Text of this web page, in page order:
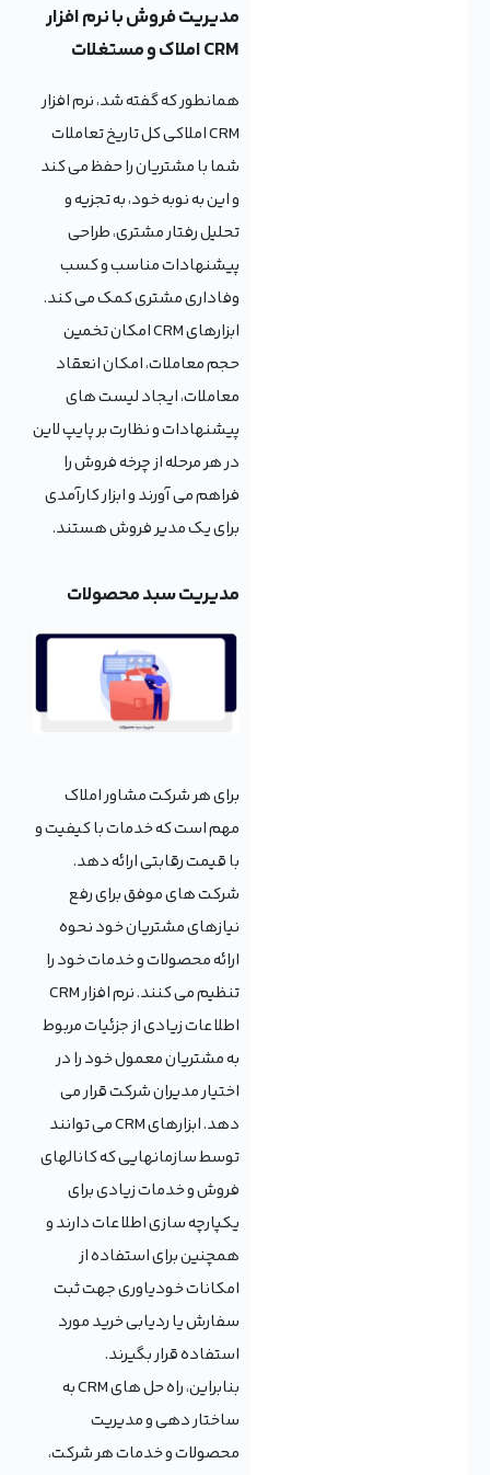
مدیریت فروش با نرم افزار
CRM املاک و مستغلات
همانطور که گفته شد، نرم افزار
CRM املاکی کل تاریخ تعاملات
شما با مشتریان را حفظ می کند
و این به نوبه خود، به تجزیه و
تحلیل رفتار مشتری، طراحی
پیشنهادات مناسب و کسب
وفاداری مشتری کمک می کند.
ابزارهای CRM امکان تخمین
حجم معاملات، امکان انعقاد
معاملات، ایجاد لیست های
پیشنهادات و نظارت بر پایپ لاین
در هر مرحله از چرخه فروش را
فراهم می آورند و ابزار کارآمدی
برای یک مدیر فروش هستند.
مدیریت سبد محصولات
برای هر شرکت مشاور املاک
مهم است که خدمات با کیفیت و
با قیمت رقابتی ارائه دهد.
شرکت های موفق برای رفع
نیازهای مشتریان خود نحوه
ارائه محصولات و خدمات خود را
تنظیم می کنند. نرم افزار CRM
اطلاعات زیادی از جزئیات مربوط
به مشتریان معمول خود را در
اختیار مدیران شرکت قرار می
دهد. ابزارهای CRM می توانند
توسط سازمانهایی که کانالهای
فروش و خدمات زیادی برای
یکپارچه سازی اطلاعات دارند و
همچنین برای استفاده از
امکانات خودیاوری جهت ثبت
سفارش یا ردیابی خرید مورد
استفاده قرار بگیرند.
بنابراین، راه حل های CRM به
ساختار دهی و مدیریت
محصولات و خدمات هر شرکت،